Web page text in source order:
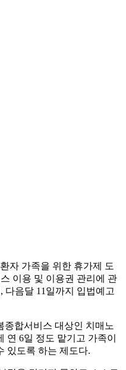
자 가족을 위한 휴가제 도
이용 및 이용권 관리에 관
다음달 11일까지 입법예고
종합서비스 대상인 치매노
연 6일 정도 맡기고 가족이
있도록 하는 제도다.